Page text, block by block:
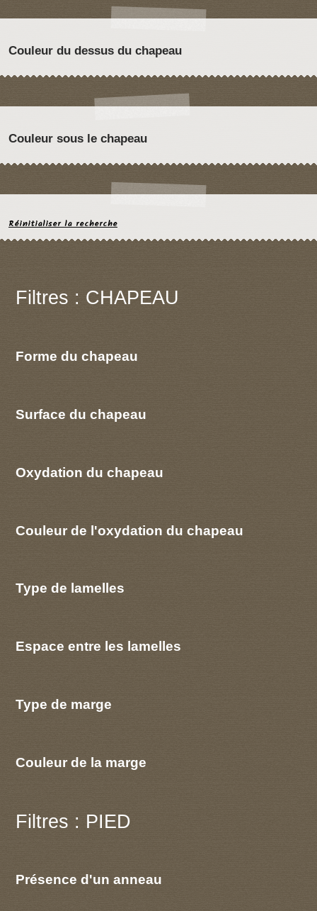
Couleur du dessus du chapeau
Couleur sous le chapeau
Réinitialiser la recherche
Filtres : CHAPEAU
Forme du chapeau
Surface du chapeau
Oxydation du chapeau
Couleur de l'oxydation du chapeau
Type de lamelles
Espace entre les lamelles
Type de marge
Couleur de la marge
Filtres : PIED
Présence d'un anneau